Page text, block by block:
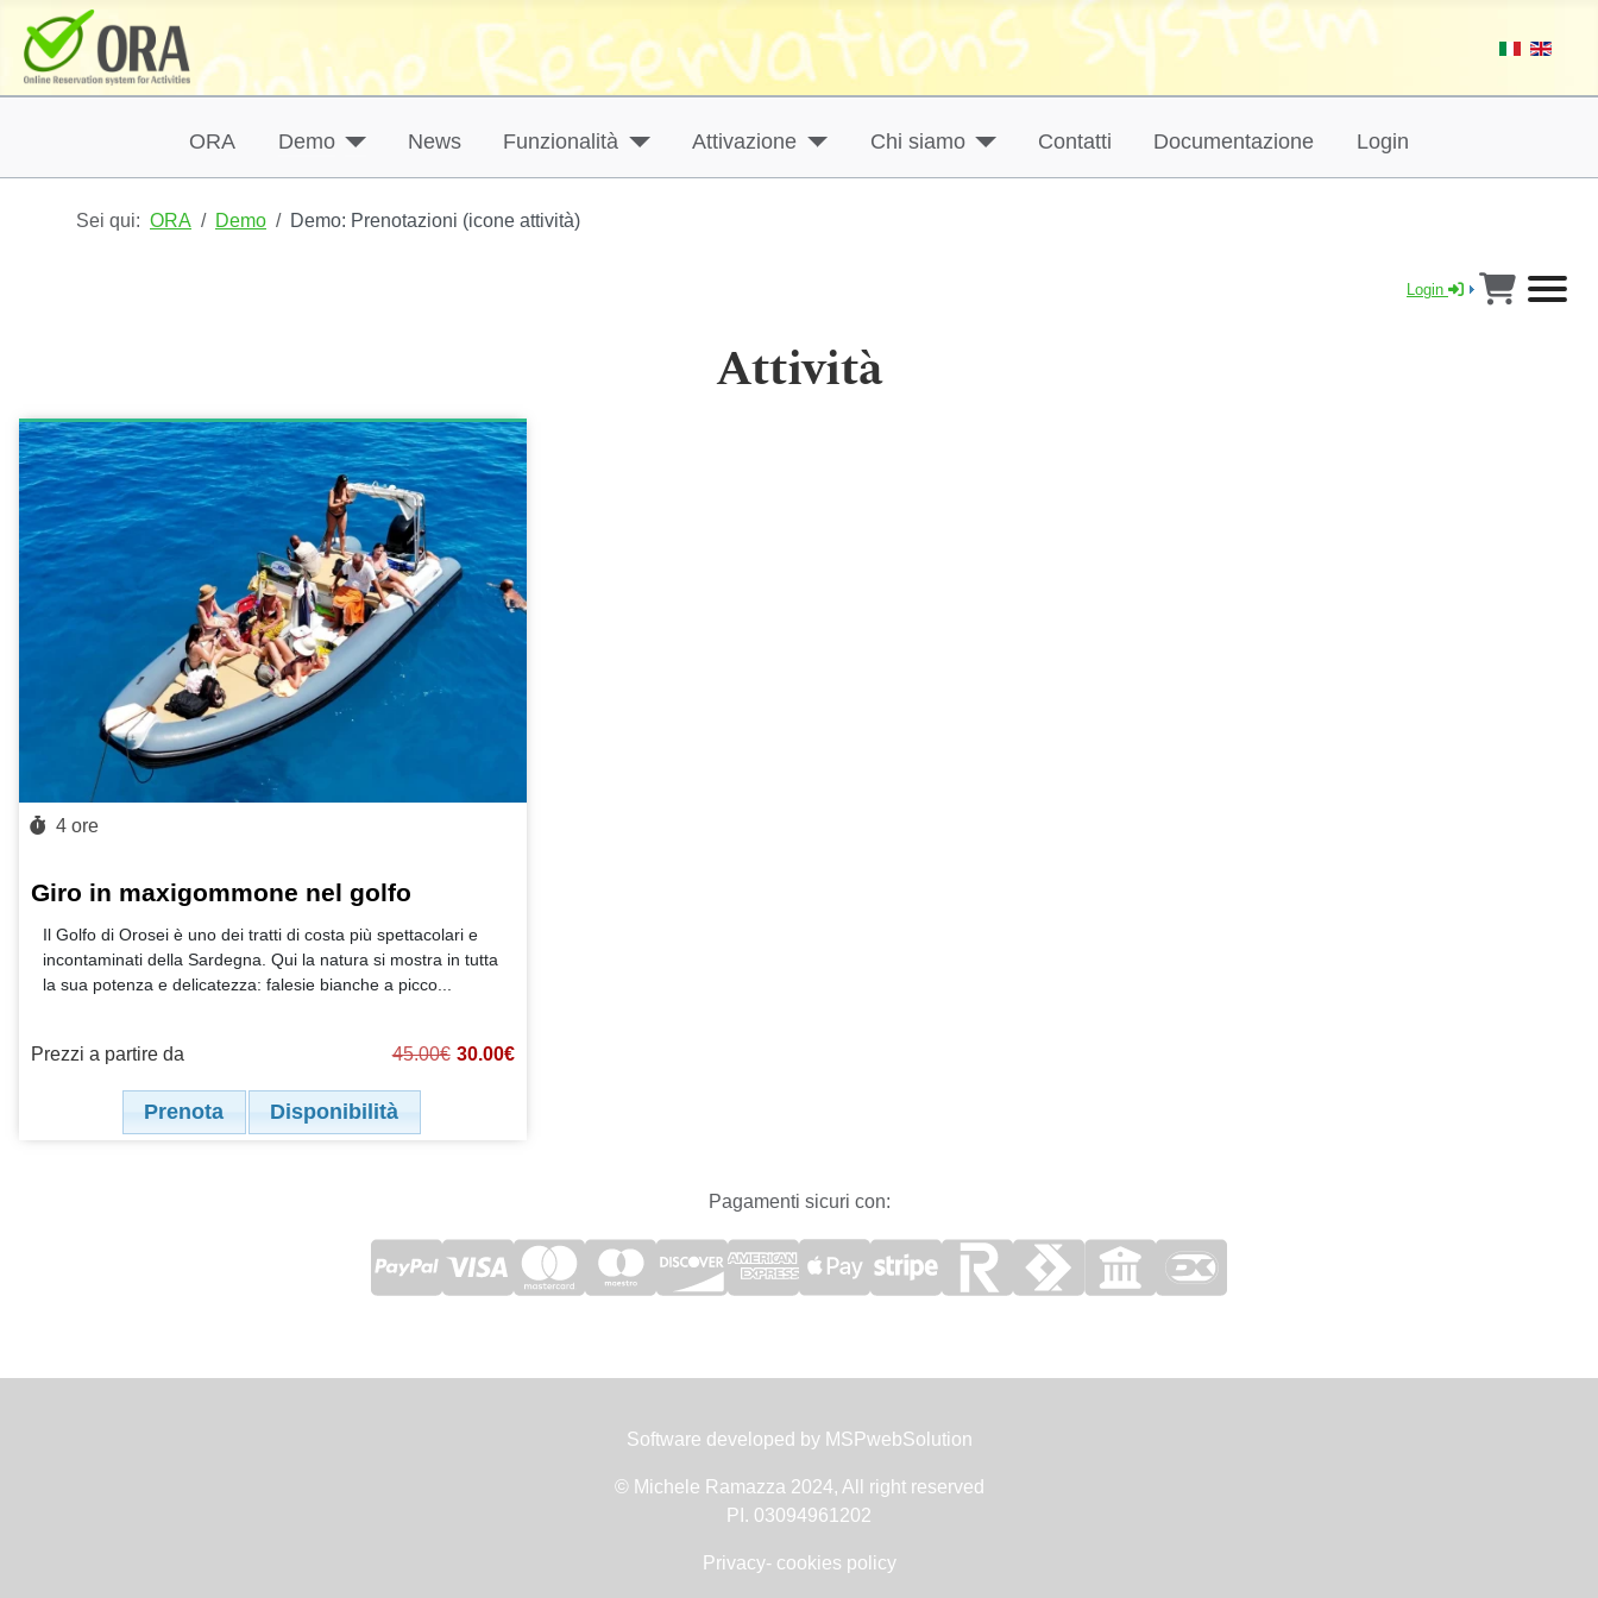
ORA Demo News Funzionalità Attivazione Chi siamo Contatti Documentazione Login
Sei qui: ORA Demo Demo: Prenotazioni (icone attività)
Login
Attività
4 ore
Giro in maxigommone nel golfo
Il Golfo di Orosei è uno dei tratti di costa più spettacolari e
incontaminati della Sardegna. Qui la natura si mostra in tutta
la sua potenza e delicatezza: falesie bianche a picco...
Prezzi a partire da 45.00€ 30.00€
Prenota Disponibilità
Pagamenti sicuri con:
Software developed byMSPwebSolution
© Michele Ramazza 2024, All right reserved
PI. 03094961202
Privacy- cookies policy